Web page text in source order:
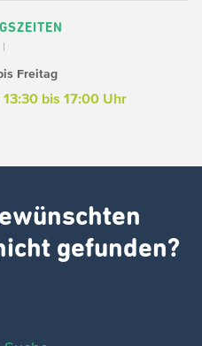
Freitag
13:30 bis 17:00 Uhr
gefunden?